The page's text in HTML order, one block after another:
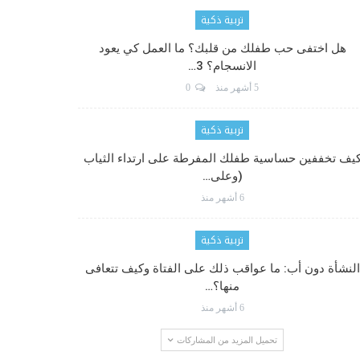
تربية ذكية
هل اختفى حب طفلك من قلبك؟ ما العمل كي يعود
الانسجام؟ 3…
5 أشهر منذ
تربية ذكية
تخففين حساسية طفلك المفرطة على ارتداء الثياب
(وعلى…
6 أشهر منذ
تربية ذكية
النشأة دون أب: ما عواقب ذلك على الفتاة وكيف تتعافى
منها؟…
6 أشهر منذ
تحميل المزيد من المشاركات